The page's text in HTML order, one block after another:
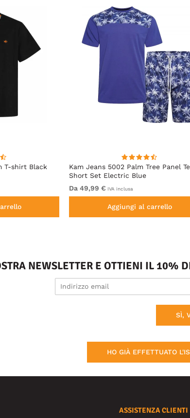
T-shirt Black
Kam Jeans 5002 Palm Tree Panel
Short Set Electric Blue
Da 49,99 € IVA inclusa
Aggiungi al carrello
NEWSLETTER E OTTIENI IL 10%
SÌ,
HO GIÀ EFFETTUATO
ASSISTENZA CLIENTI